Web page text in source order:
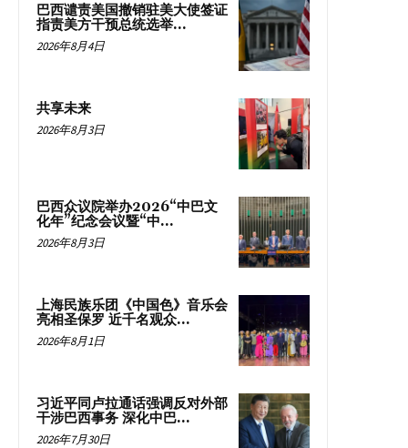
巴西谴责美国撤销驻美大使签证
指责美方干预总统选举...
2026年8月4日
共享未来
2026年8月3日
巴西众议院举办2026“中巴文
化年”纪念会议暨“中...
2026年8月3日
上海民族乐团《中国色》音乐会
亮相圣保罗 近千名观众...
2026年8月1日
习近平同卢拉通话强调反对外部
干涉巴西事务 深化中巴...
2026年7月30日